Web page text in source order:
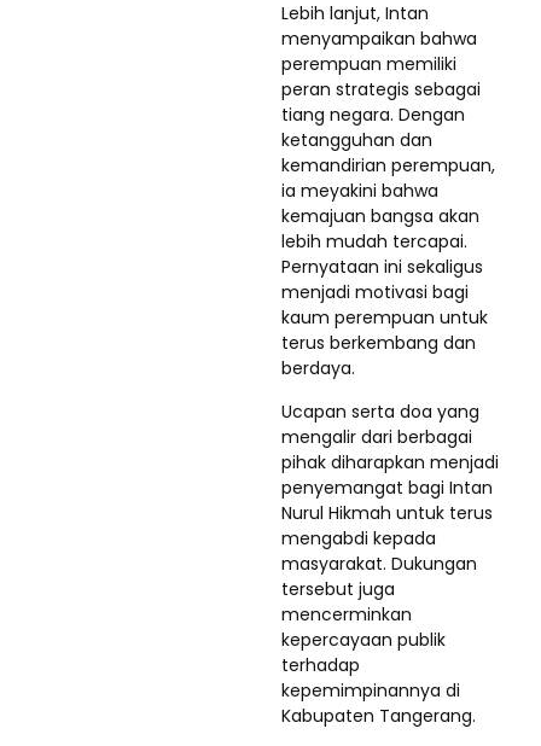
Lebih lanjut, Intan
menyampaikan bahwa
perempuan memiliki
peran strategis sebagai
tiang negara. Dengan
ketangguhan dan
kemandirian perempuan,
ia meyakini bahwa
kemajuan bangsa akan
lebih mudah tercapai.
Pernyataan ini sekaligus
menjadi motivasi bagi
kaum perempuan untuk
terus berkembang dan
berdaya.
Ucapan serta doa yang
mengalir dari berbagai
pihak diharapkan menjadi
penyemangat bagi Intan
Nurul Hikmah untuk terus
mengabdi kepada
masyarakat. Dukungan
tersebut juga
mencerminkan
kepercayaan publik
terhadap
kepemimpinannya di
Kabupaten Tangerang.